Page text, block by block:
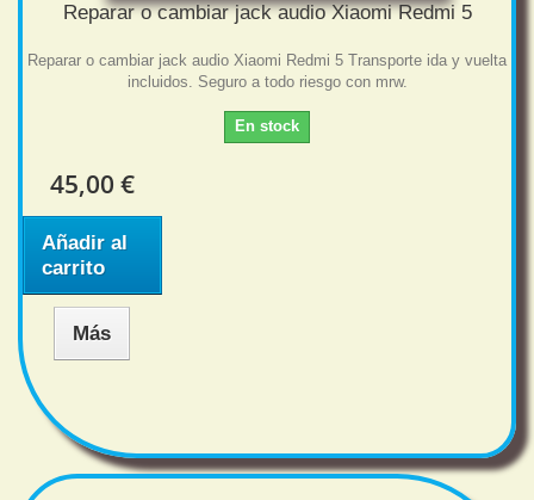
Reparar o cambiar jack audio Xiaomi Redmi 5
Reparar o cambiar jack audio Xiaomi Redmi 5 Transporte ida y vuelta
incluidos. Seguro a todo riesgo con mrw.
En stock
45,00 €
Añadir al
carrito
Más